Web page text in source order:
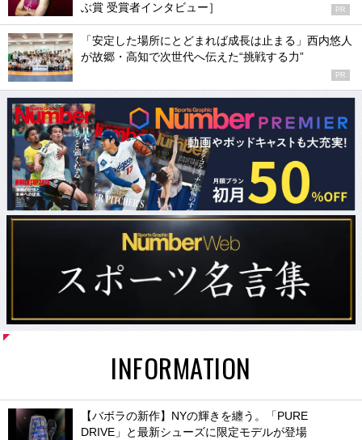
ぶ賞 受賞者インタビュー］
PR
「安定した場所にとどまれば成長は止まる」西内悠人
が故郷・高知で次世代へ伝えた“挑戦する力”
PR
INFORMATION
【バボラの新作】NYの輝きを纏う。「PURE
DRIVE」と最新シューズに限定モデルが登場